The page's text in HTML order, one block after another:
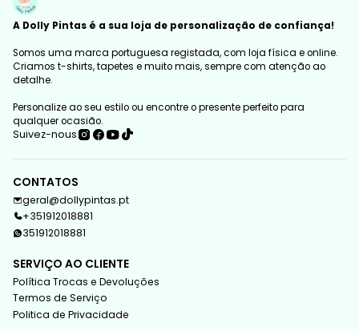
A Dolly Pintas é a sua loja de personalização de confiança!
Somos uma marca portuguesa registada, com loja física e online.
Criamos t-shirts, tapetes e muito mais, sempre com atenção ao
detalhe.
Personalize ao seu estilo ou encontre o presente perfeito para
qualquer ocasião.
Suivez-nous
CONTATOS
geral@dollypintas.pt
+351912018881
351912018881
SERVIÇO AO CLIENTE
Política Trocas e Devoluções
Termos de Serviço
Politica de Privacidade